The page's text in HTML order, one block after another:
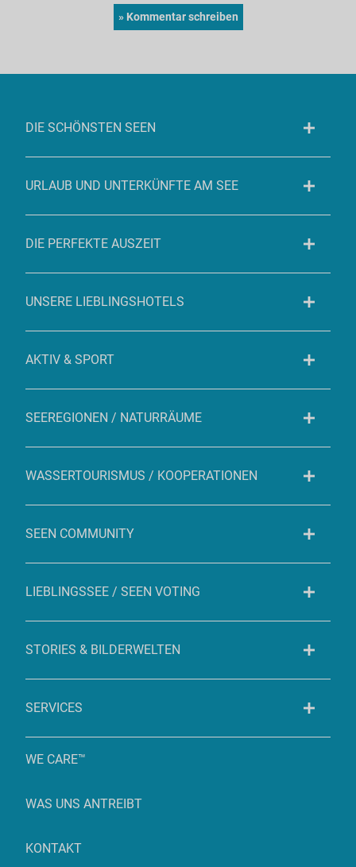
DIE SCHÖNSTEN SEEN
URLAUB UND UNTERKÜNFTE AM SEE
DIE PERFEKTE AUSZEIT
UNSERE LIEBLINGSHOTELS
AKTIV & SPORT
SEEREGIONEN / NATURRÄUME
WASSERTOURISMUS / KOOPERATIONEN
SEEN COMMUNITY
LIEBLINGSSEE / SEEN VOTING
STORIES & BILDERWELTEN
SERVICES
WE CARE™
WAS UNS ANTREIBT
KONTAKT